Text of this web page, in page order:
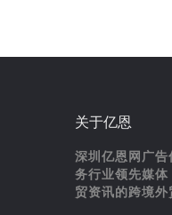
关于亿恩
深圳亿恩网广
务行业领先媒
贸资讯的跨境外